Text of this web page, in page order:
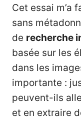
Cet essai m’a
sans
de recherche
basée sur les
dans les
importante :
peuvent-ils
et en extraire